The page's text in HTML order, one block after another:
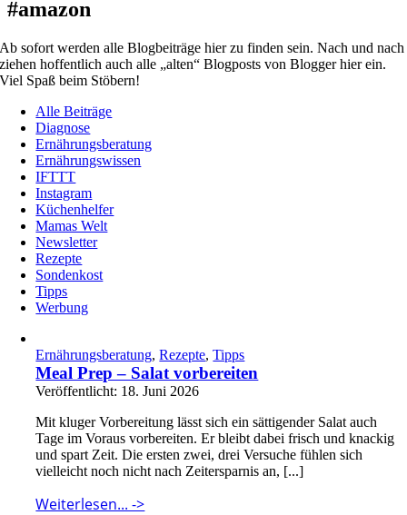
#amazon
Ab sofort werden alle Blogbeiträge hier zu finden sein. Nach und nach
ziehen hoffentlich auch alle „alten“ Blogposts von Blogger hier ein.
Viel Spaß beim Stöbern!
Alle Beiträge
Diagnose
Ernährungsberatung
Ernährungswissen
IFTTT
Instagram
Küchenhelfer
Mamas Welt
Newsletter
Rezepte
Sondenkost
Tipps
Werbung
Ernährungsberatung,Rezepte,Tipps
Meal Prep – Salat vorbereiten
Veröffentlicht: 18. Juni 2026
Mit kluger Vorbereitung lässt sich ein sättigender Salat auch
Tage im Voraus vorbereiten. Er bleibt dabei frisch und knackig
und spart Zeit. Die ersten zwei, drei Versuche fühlen sich
vielleicht noch nicht nach Zeitersparnis an, [...]
Weiterlesen... ->